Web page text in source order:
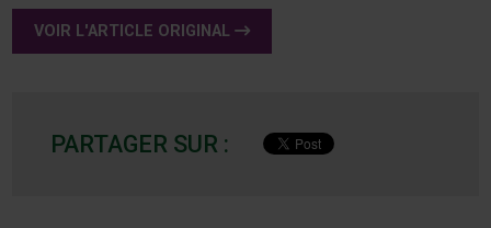
VOIR L'ARTICLE ORIGINAL
PARTAGER SUR :